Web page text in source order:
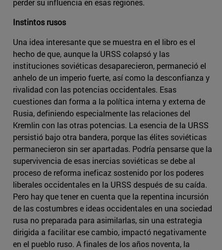
perder su influencia en esas regiones.
Instintos rusos
Una idea interesante que se muestra en el libro es el
hecho de que, aunque la URSS colapsó y las
instituciones soviéticas desaparecieron, permaneció el
anhelo de un imperio fuerte, así como la desconfianza y
rivalidad con las potencias occidentales. Esas
cuestiones dan forma a la política interna y externa de
Rusia, definiendo especialmente las relaciones del
Kremlin con las otras potencias. La esencia de la URSS
persistió bajo otra bandera, porque las élites soviéticas
permanecieron sin ser apartadas. Podría pensarse que la
supervivencia de esas inercias soviéticas se debe al
proceso de reforma ineficaz sostenido por los poderes
liberales occidentales en la URSS después de su caída.
Pero hay que tener en cuenta que la repentina incursión
de las costumbres e ideas occidentales en una sociedad
rusa no preparada para asimilarlas, sin una estrategia
dirigida a facilitar ese cambio, impactó negativamente
en el pueblo ruso. A finales de los años noventa, la